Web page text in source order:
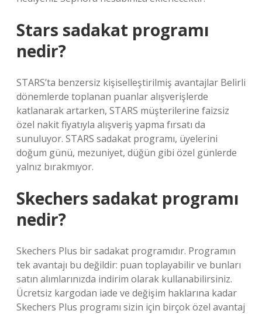
Stars sadakat programı
nedir?
STARS’ta benzersiz kişiselleştirilmiş avantajlar Belirli
dönemlerde toplanan puanlar alışverişlerde
katlanarak artarken, STARS müşterilerine faizsiz
özel nakit fiyatıyla alışveriş yapma fırsatı da
sunuluyor. STARS sadakat programı, üyelerini
doğum günü, mezuniyet, düğün gibi özel günlerde
yalnız bırakmıyor.
Skechers sadakat programı
nedir?
Skechers Plus bir sadakat programıdır. Programın
tek avantajı bu değildir: puan toplayabilir ve bunları
satın alımlarınızda indirim olarak kullanabilirsiniz.
Ücretsiz kargodan iade ve değişim haklarına kadar
Skechers Plus programı sizin için birçok özel avantaj